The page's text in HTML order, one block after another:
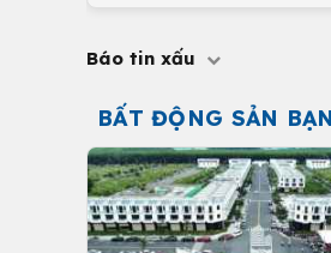
Báo tin xấu
BẤT ĐỘNG SẢN